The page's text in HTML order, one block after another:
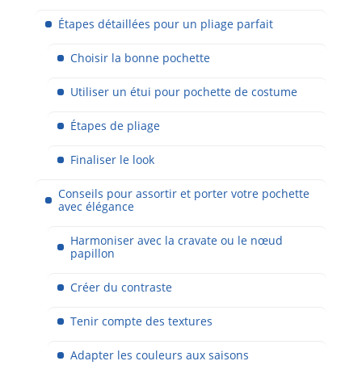
Étapes détaillées pour un pliage parfait
Choisir la bonne pochette
Utiliser un étui pour pochette de costume
Étapes de pliage
Finaliser le look
Conseils pour assortir et porter votre pochette
avec élégance
Harmoniser avec la cravate ou le nœud
papillon
Créer du contraste
Tenir compte des textures
Adapter les couleurs aux saisons